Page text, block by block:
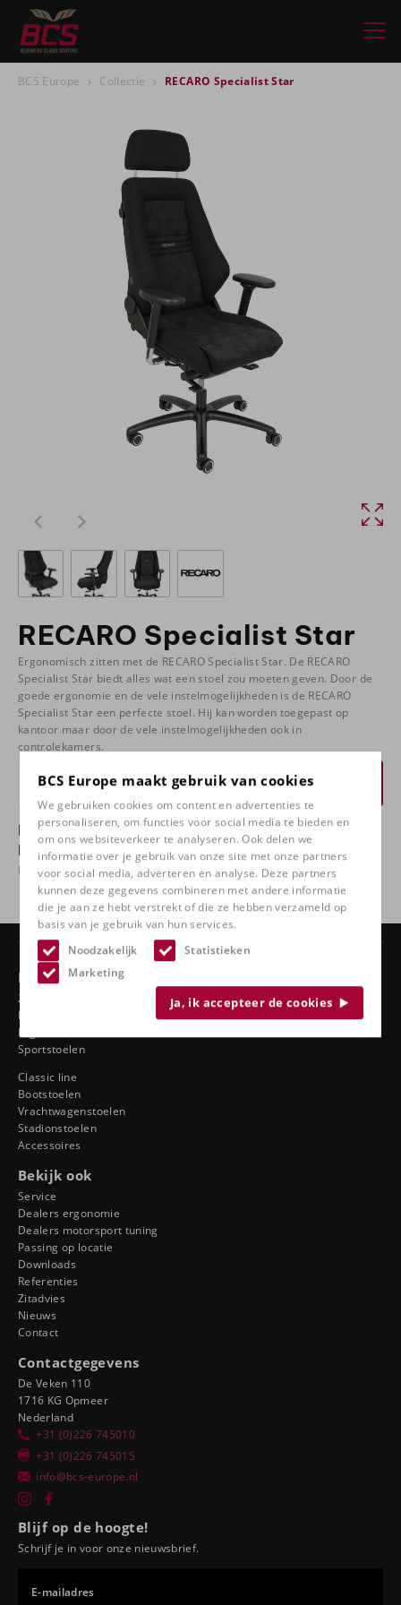
BCS Europe maakt gebruik van cookies
We gebruiken cookies om content en advertenties te
personaliseren, om functies voor social media te bieden en
om ons websiteverkeer te analyseren. Ook delen we
informatie over je gebruik van onze site met onze partners
voor social media, adverteren en analyse. Deze partners
kunnen deze gegevens combineren met andere informatie
die je aan ze hebt verstrekt of die ze hebben verzameld op
basis van je gebruik van hun services.
Noodzakelijk
Statistieken
Marketing
Ja, ik accepteer de cookies
BCS Europe Collectie RECARO Specialist Star
RECARO Specialist Star
Ergonomisch zitten met de RECARO Specialist Star. De RECARO
Specialist Star biedt alles wat een stoel zou moeten geven. Door de
goede ergonomie en de vele instelmogelijkheden is de RECARO
Specialist Star een perfecte stoel. Hij kan worden toegepast op
kantoor maar door de vele instelmogelijkheden ook in
controlekamers.
Prijsopgave aanvragen
Heb jij vragen over dit product of wil je het
product in het onze winkel bekijken?
Neemcontactmet ons op en kom bij ons proefzitten!
Producten
24 uurs stoelen
Draaistoelen
Ergonomische autostoelen
Sportstoelen
Classic line
Bootstoelen
Vrachtwagenstoelen
Stadionstoelen
Accessoires
Bekijk ook
Service
Dealers ergonomie
Dealers motorsport tuning
Passing op locatie
Downloads
Referenties
Zitadvies
Nieuws
Contact
Contactgegevens
De Veken 110
1716 KG Opmeer
Nederland
+31 (0)226 745010
+31 (0)226 745015
info@bcs-europe.nl
Blijf op de hoogte!
Schrijf je in voor onze nieuwsbrief.
E-mailadres